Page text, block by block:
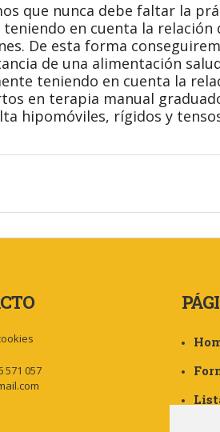
que nunca debe faltar la
en cuenta la
De esta forma
de una alimentación
teniendo en cuenta la
en terapia manual
hipomóviles, rígidos y
571 057